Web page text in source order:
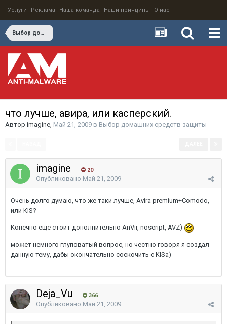
Услуги Реклама Наша команда Наши принципы О нас
Выбор домашних средств защиты
что лучше, авира, или касперский.
Автор imagine, Май 21, 2009 в Выбор домашних средств защиты
imagine 20
Опубликовано Май 21, 2009
Очень долго думаю, что же таки лучше, Avira premium+Comodo,
или KIS?
Конечно еще стоит дополнительно AnVir, noscript, AVZ)
может немного глуповатый вопрос, но честно говоря я создал
данную тему, дабы окончательно соскочить с KISа)
Deja_Vu 366
Опубликовано Май 21, 2009